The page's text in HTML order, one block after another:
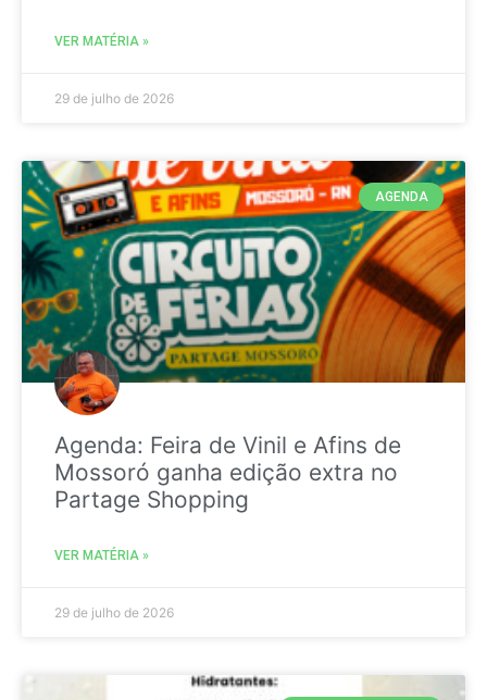
VER MATÉRIA »
29 de julho de 2026
AGENDA
Agenda: Feira de Vinil e Afins de
Mossoró ganha edição extra no
Partage Shopping
VER MATÉRIA »
29 de julho de 2026